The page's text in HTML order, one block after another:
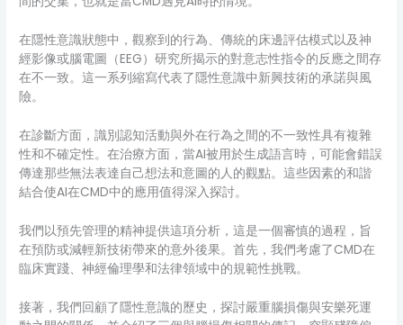
在隱性意識狀態中，觀察到的行為、傳統的床邊評估模式以及神
經影像或腦電圖（EEG）研究所揭示的對意志性指令的反應之間存
在不一致。這一系列縮寫代表了隱性意識中新興技術的承諾與風
險。
在診斷方面，識別認知活動與外在行為之間的不一致性具有複雜
性和不確定性。在治療方面，當AI被用於生成語言時，可能會錯誤
傳達那些無法表達自己想法和意圖的人的觀點。這些因素的和諧
結合使AI在CMD中的應用值得深入探討。
我們以預先管理的精神提供這項分析，這是一個審慎的過程，旨
在預防或減輕新技術帶來的意外後果。首先，我們考慮了CMD在
臨床實踐、神經倫理學和法律領域中的規範性挑戰。
接著，我們回顧了隱性意識的歷史，探討嚴重腦損傷與安樂死運